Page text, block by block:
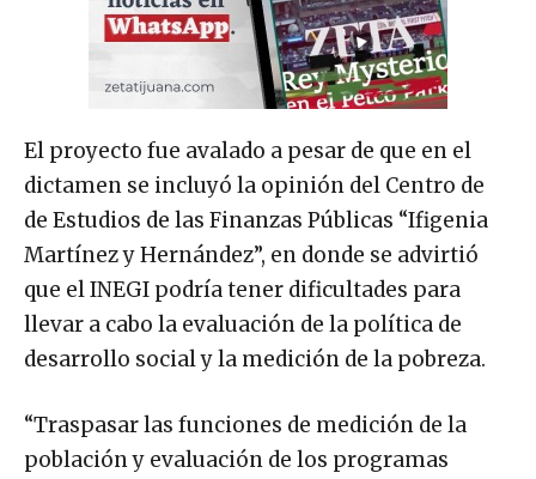
El proyecto fue avalado a pesar de que en el
dictamen se incluyó la opinión del Centro de
de Estudios de las Finanzas Públicas “Ifigenia
Martínez y Hernández”, en donde se advirtió
que el INEGI podría tener dificultades para
llevar a cabo la evaluación de la política de
desarrollo social y la medición de la pobreza.
“Traspasar las funciones de medición de la
población y evaluación de los programas